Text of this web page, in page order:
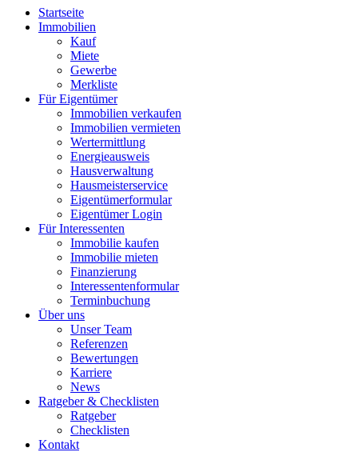
Startseite
Immobilien
Kauf
Miete
Gewerbe
Merkliste
Für Eigentümer
Immobilien verkaufen
Immobilien vermieten
Wertermittlung
Energieausweis
Hausverwaltung
Hausmeisterservice
Eigentümerformular
Eigentümer Login
Für Interessenten
Immobilie kaufen
Immobilie mieten
Finanzierung
Interessentenformular
Terminbuchung
Über uns
Unser Team
Referenzen
Bewertungen
Karriere
News
Ratgeber & Checklisten
Ratgeber
Checklisten
Kontakt